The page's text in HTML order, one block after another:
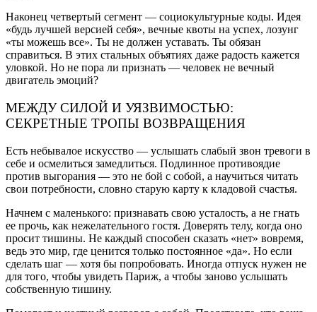
Наконец четвертый сегмент — социокультурные коды. Идея
«будь лучшей версией себя», вечные квоты на успех, лозунг
«ты можешь все». Ты не должен уставать. Ты обязан
справиться. В этих стальных объятиях даже радость кажется
уловкой. Но не пора ли признать — человек не вечный
двигатель эмоций?
МЕЖДУ СИЛОЙ И УЯЗВИМОСТЬЮ:
СЕКРЕТНЫЕ ТРОПЫ ВОЗВРАЩЕНИЯ
Есть небывалое искусство — услышать слабый звон тревоги в
себе и осмелиться замедлиться. Подлинное противоядие
против выгорания — это не бой с собой, а научиться читать
свои потребности, словно старую карту к кладовой счастья.
Начнем с маленького: признавать свою усталость, а не гнать
ее прочь, как нежелательного гостя. Доверять телу, когда оно
просит тишины. Не каждый способен сказать «нет» вовремя,
ведь это мир, где ценится только постоянное «да». Но если
сделать шаг — хотя бы попробовать. Иногда отпуск нужен не
для того, чтобы увидеть Париж, а чтобы заново услышать
собственную тишину.